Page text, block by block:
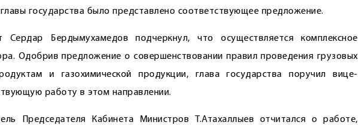
государства было представлено соответствующее предложение.
Сердар Бердымухамедов подчерк­нул, что осуществляется комп­лексное
Одобрив предложение о совершенствовании правил проведения грузовых
и газохимической продукции, глава государства поручил вице-
работу в этом направлении.
Председателя Кабинета Министров Т.Атахаллыев отчитался о работе,